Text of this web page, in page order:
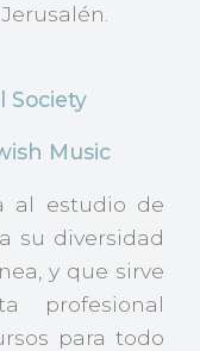
Society
Music
al estudio de
su diversidad
y que sirve
profesional
para todo